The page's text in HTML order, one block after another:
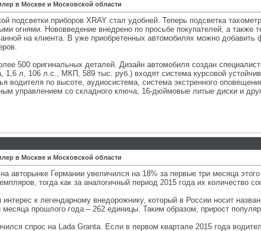
в Москве и Московской области
подсветки приборов XRAY стал удобней. Теперь подсветка
огнями. Нововведение внедрено по просьбе покупателей, а также
на клиента. В уже приобретенных автомобилях можно
500 оригинальных деталей. Дизайн автомобиля создан
1,6 л, 106 л.с., МКП, 589 тыс. руб.) входят система курсовой
водителя по высоте, аудиосистема, система экстренного
управлением со складного ключа, 16-дюймовые литые диски и
в Москве и Московской области
авторынке Германии увеличился на 18% за первые три месяца
тогда как за аналогичный период 2015 года их количество
к легендарному внедорожнику, который в России носит
прошлого года – 262 единицы. Таким образом, прирост
спрос на Lada Granta. Если в первом квартале 2015 года